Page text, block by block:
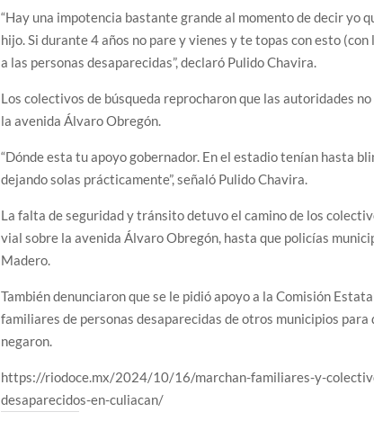
“Hay una impotencia bastante grande al momento de decir yo
hijo. Si durante 4 años no pare y vienes y te topas con esto
a las personas desaparecidas”, declaró Pulido Chavira.
Los colectivos de búsqueda reprocharon que las autoridades
la avenida Álvaro Obregón.
“Dónde esta tu apoyo gobernador. En el estadio tenían hasta
dejando solas prácticamente”, señaló Pulido Chavira.
La falta de seguridad y tránsito detuvo el camino de los
vial sobre la avenida Álvaro Obregón, hasta que policías
Madero.
También denunciaron que se le pidió apoyo a la Comisión
familiares de personas desaparecidas de otros municipios para
negaron.
https://riodoce.mx/2024/10/16/marchan-familiares-y-
desaparecidos-en-culiacan/